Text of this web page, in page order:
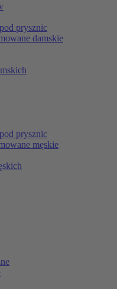
prysznic
damskie
prysznic
męskie